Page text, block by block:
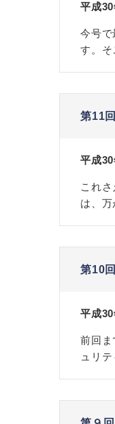
平成30
今号で
す。
第11
平成30
これ
は、
第10
平成30
前回ま
ュリ